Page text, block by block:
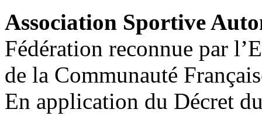
Association Sportive
Fédération reconnue par
de la Communauté
En application du Décret